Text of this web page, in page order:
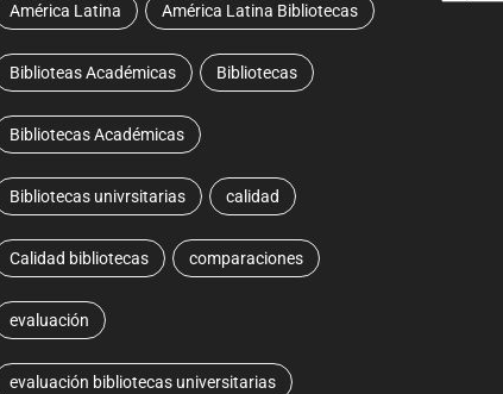
América Latina América Latina Bibliotecas
Biblioteas Académicas Bibliotecas
Bibliotecas Académicas
Bibliotecas univrsitarias calidad
Calidad bibliotecas comparaciones
evaluación
evaluación bibliotecas universitarias